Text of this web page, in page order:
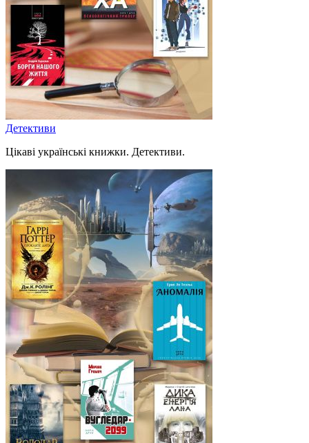
Детективи
Цікаві українські книжки. Детективи.